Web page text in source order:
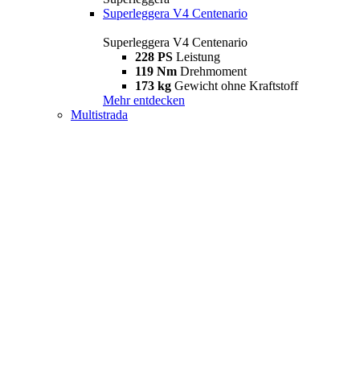
Superleggera V4 Centenario
Superleggera V4 Centenario
228 PS Leistung
119 Nm Drehmoment
173 kg Gewicht ohne Kraftstoff
Mehr entdecken
Multistrada